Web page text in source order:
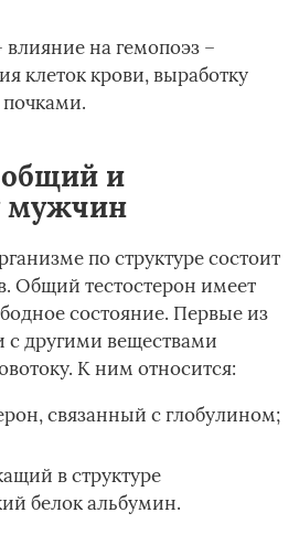
влияние на гемопоэз –
клеток крови, выработку
общий и
мужчин
по структуре состоит
Общий тестостерон имеет
состояние. Первые из
другими веществами
К ним относится:
связанный с глобулином;
в структуре
белок альбумин.